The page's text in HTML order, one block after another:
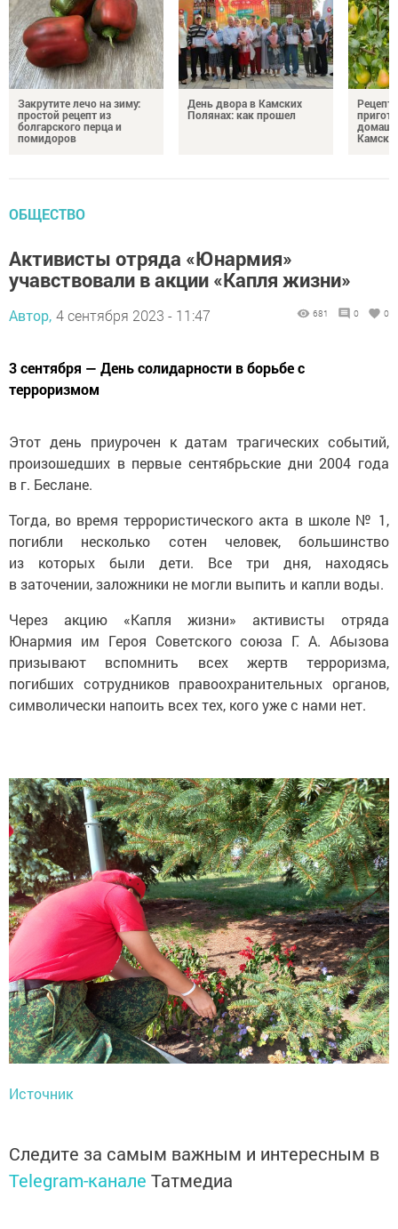
Закрутите лечо на зиму:
простой рецепт из
болгарского перца и
помидоров
День двора в Камских
Полянах: как прошел
ОБЩЕСТВО
Активисты отряда «Юнармия»
учавствовали в акции «Капля жизни»
Автор, 4 сентября 2023 - 11:47 681 0 0
3 сентября — День солидарности в борьбе с
терроризмом
Этот день приурочен к датам трагических событий,
произошедших в первые сентябрьские дни 2004 года
в г. Беслане.
Тогда, во время террористического акта в школе № 1,
погибли несколько сотен человек, большинство
из которых были дети. Все три дня, находясь
в заточении, заложники не могли выпить и капли воды.
Через акцию «Капля жизни» активисты отряда
Юнармия им Героя Советского союза Г. А. Абызова
призывают вспомнить всех жертв терроризма,
погибших сотрудников правоохранительных органов,
символически напоить всех тех, кого уже с нами нет.
Источник
Следите за самым важным и интересным в
Telegram-канале Татмедиа